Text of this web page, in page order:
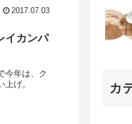
2017.07.03
イカンパ
今年は、ク
げ。
カ